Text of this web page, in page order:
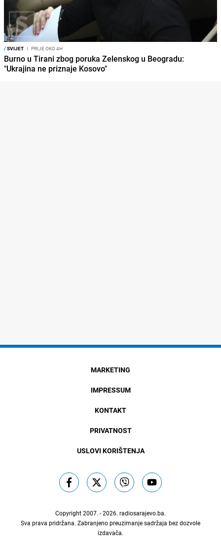
/SVIJET I PRIJE OKO 4H
Burno u Tirani zbog poruka Zelenskog u Beogradu:
"Ukrajina ne priznaje Kosovo"
MARKETING
IMPRESSUM
KONTAKT
PRIVATNOST
USLOVI KORIŠTENJA
Copyright 2007. - 2026. radiosarajevo.ba.
Sva prava pridržana. Zabranjeno preuzimanje sadržaja bez dozvole
izdavača.